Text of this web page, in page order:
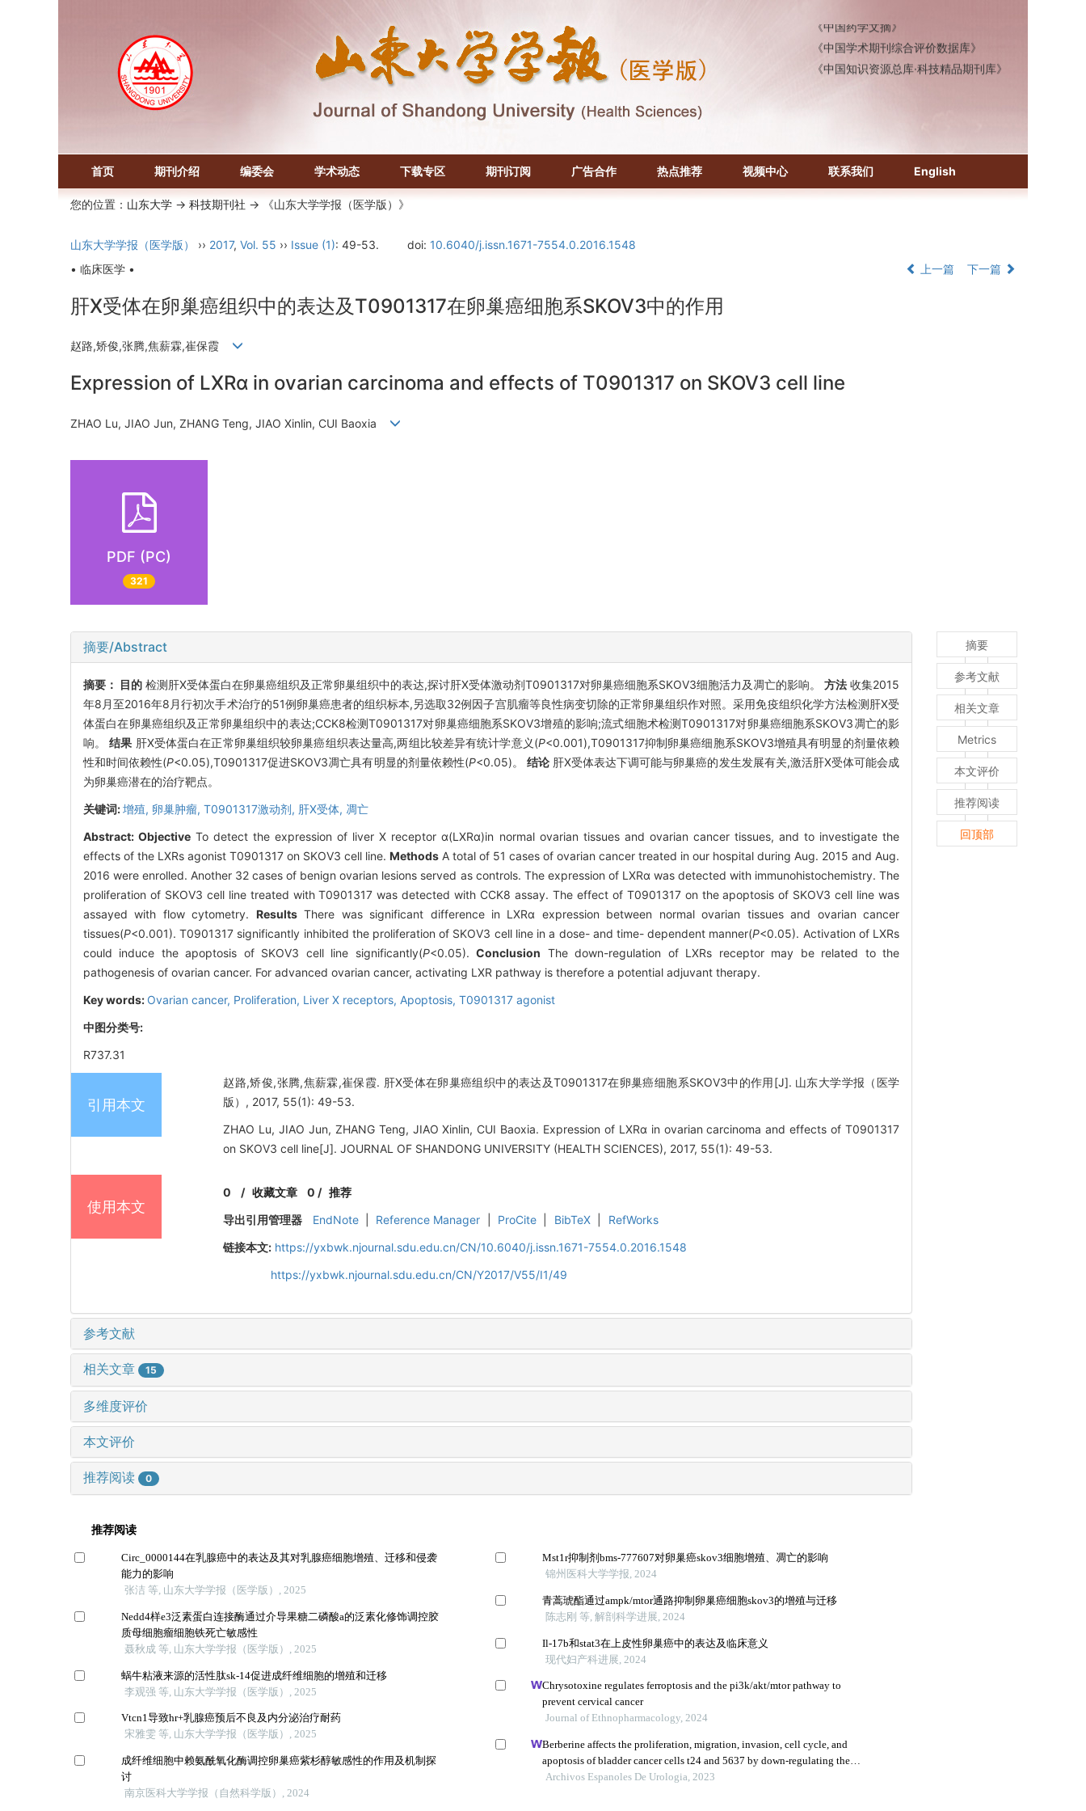
《中国学术期刊综合评价数据库》
《中国知识资源总库·科技精品期刊库》
首页 期刊介绍 编委会 学术动态 下载专区 期刊订阅 广告合作 热点推荐 视频中心 联系我们 English
您的位置： 山东大学 -> 科技期刊社 -> 《山东大学学报（医学版）》
山东大学学报（医学版） ›› 2017, Vol. 55 ›› Issue (1): 49-53. doi: 10.6040/j.issn.1671-7554.0.2016.1548
• 临床医学 •
上一篇 下一篇
肝X受体在卵巢癌组织中的表达及T0901317在卵巢癌细胞系SKOV3中的作用
赵路,矫俊,张腾,焦薪霖,崔保霞
Expression of LXRα in ovarian carcinoma and effects of T0901317 on SKOV3 cell line
ZHAO Lu, JIAO Jun, ZHANG Teng, JIAO Xinlin, CUI Baoxia
PDF (PC)
321
摘要/Abstract
摘要： 目的 检测肝X受体蛋白在卵巢癌组织及正常卵巢组织中的表达,探讨肝X受体激动剂T0901317对卵巢癌细胞系SKOV3细胞活力及凋亡的影响。 方法 收集2015
年8月至2016年8月行初次手术治疗的51例卵巢癌患者的组织标本,另选取32例因子宫肌瘤等良性病变切除的正常卵巢组织作对照。采用免疫组织化学方法检测肝X受
体蛋白在卵巢癌组织及正常卵巢组织中的表达;CCK8检测T0901317对卵巢癌细胞系SKOV3增殖的影响;流式细胞术检测T0901317对卵巢癌细胞系SKOV3凋亡的影
响。结果 肝X受体蛋白在正常卵巢组织较卵巢癌组织表达量高,两组比较差异有统计学意义(P<0.001),T0901317抑制卵巢癌细胞系SKOV3增殖具有明显的剂量依赖
性和时间依赖性(P<0.05),T0901317促进SKOV3凋亡具有明显的剂量依赖性(P<0.05)。 结论肝X受体表达下调可能与卵巢癌的发生发展有关,激活肝X受体可能会成
为卵巢癌潜在的治疗靶点。
关键词:增殖, 卵巢肿瘤, T0901317激动剂, 肝X受体, 凋亡
Abstract:Objective To detect the expression of liver X receptor α(LXRα)in normal ovarian tissues and ovarian cancer tissues, and to investigate the
effects of the LXRs agonist T0901317 on SKOV3 cell line. Methods A total of 51 cases of ovarian cancer treated in our hospital during Aug. 2015 and Aug.
2016 were enrolled. Another 32 cases of benign ovarian lesions served as controls. The expression of LXRα was detected with immunohistochemistry. The
proliferation of SKOV3 cell line treated with T0901317 was detected with CCK8 assay. The effect of T0901317 on the apoptosis of SKOV3 cell line was
assayed with flow cytometry. ResultsThere was significant difference in LXRα expression between normal ovarian tissues and ovarian cancer
tissues(P<0.001). T0901317 significantly inhibited the proliferation of SKOV3 cell line in a dose- and time- dependent manner(P<0.05). Activation of LXRs
could induce the apoptosis of SKOV3 cell line significantly(P<0.05).Conclusion The down-regulation of LXRs receptor may be related to the
pathogenesis of ovarian cancer. For advanced ovarian cancer, activating LXR pathway is therefore a potential adjuvant therapy.
Key words: Ovarian cancer, Proliferation, Liver X receptors, Apoptosis, T0901317 agonist
中图分类号:
R737.31
引用本文
赵路,矫俊,张腾,焦薪霖,崔保霞. 肝X受体在卵巢癌组织中的表达及T0901317在卵巢癌细胞系SKOV3中的作用[J]. 山东大学学报（医学
版）, 2017, 55(1): 49-53.
ZHAO Lu, JIAO Jun, ZHANG Teng, JIAO Xinlin, CUI Baoxia. Expression of LXRα in ovarian carcinoma and effects of T0901317
on SKOV3 cell line[J]. JOURNAL OF SHANDONG UNIVERSITY (HEALTH SCIENCES), 2017, 55(1): 49-53.
使用本文
0 /收藏文章 0 / 推荐
导出引用管理器
EndNote Reference Manager ProCite BibTeX
RefWorks
链接本文: https://yxbwk.njournal.sdu.edu.cn/CN/10.6040/j.issn.1671-7554.0.2016.1548
https://yxbwk.njournal.sdu.edu.cn/CN/Y2017/V55/I1/49
参考文献
相关文章 15
多维度评价
本文评价
推荐阅读 0
摘要
参考文献
相关文章
Metrics
本文评价
推荐阅读
回顶部